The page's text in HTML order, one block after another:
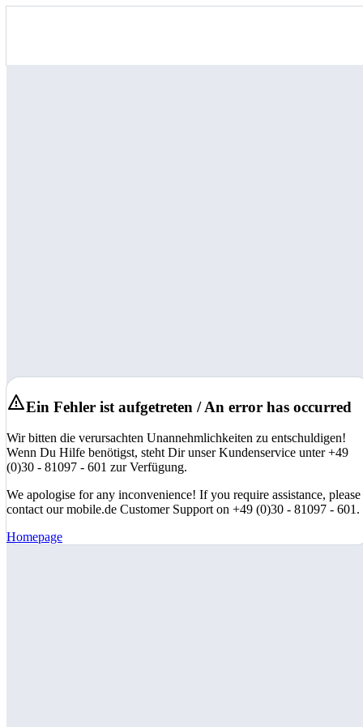
Ein Fehler ist aufgetreten / An error has occurred
Wir bitten die verursachten Unannehmlichkeiten zu entschuldigen!
Wenn Du Hilfe benötigst, steht Dir unser Kundenservice unter +49
(0)30 - 81097 - 601 zur Verfügung.
We apologise for any inconvenience! If you require assistance, please
contact our mobile.de Customer Support on +49 (0)30 - 81097 - 601.
Homepage